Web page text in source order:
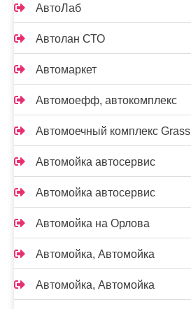
АвтоЛаб
Автолан СТО
Автомаркет
Автомоефф, автокомплекс
Автомоечный комплекс Grass
Автомойка автосервис
Автомойка автосервис
Автомойка на Орлова
Автомойка, Автомойка
Автомойка, Автомойка